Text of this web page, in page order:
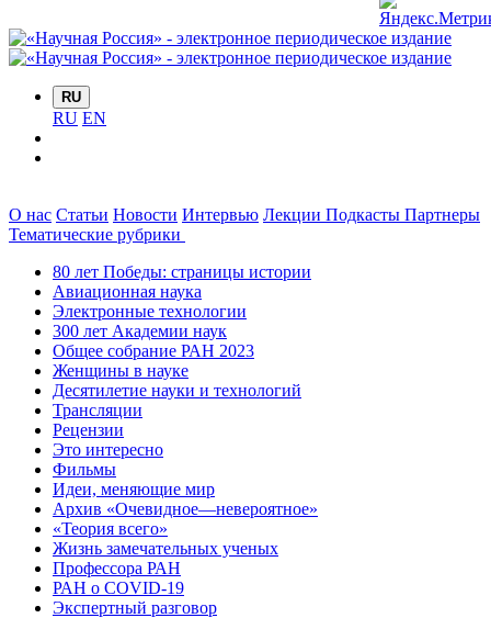
RU
RU EN
О нас Статьи Новости Интервью Лекции Подкасты Партнеры
Тематические рубрики
80 лет Победы: страницы истории
Авиационная наука
Электронные технологии
300 лет Академии наук
Общее собрание РАН 2023
Женщины в науке
Десятилетие науки и технологий
Трансляции
Рецензии
Это интересно
Фильмы
Идеи, меняющие мир
Архив «Очевидное—невероятное»
«Теория всего»
Жизнь замечательных ученых
Профессора РАН
РАН о COVID-19
Экспертный разговор